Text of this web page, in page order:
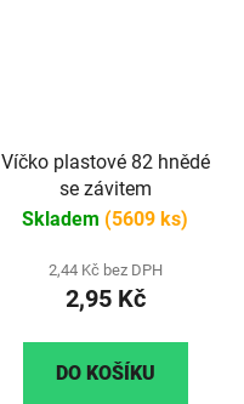
Víčko plastové 82 hnědé
se závitem
Skladem (5609 ks)
2,44 Kč bez DPH
2,95 Kč
DO KOŠÍKU